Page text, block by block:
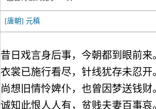
[唐朝] 元稹
昔日戏言身后事，今朝都到眼前来
衣裳已施行看尽，针线犹存未忍开
尚想旧情怜婢仆，也曾因梦送钱财
诚知此恨人人有，贫贱夫妻百事哀